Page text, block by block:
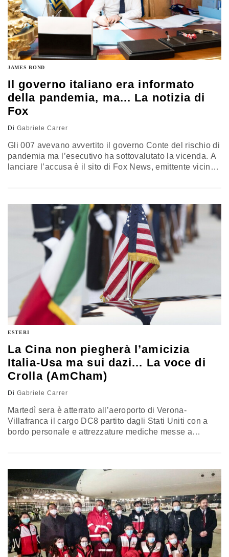
JAMES BOND
Il governo italiano era informato
della pandemia, ma... La notizia di
Fox
Di Gabriele Carrer
Gli 007 avevano avvertito il governo Conte del rischio di
pandemia ma l’esecutivo ha sottovalutato la vicenda. A
lanciare l’accusa è il sito di Fox News, emittente vicina
chiesto di mantenere l’anonimato, perché “non
autorizzato…
ESTERI
La Cina non piegherà l’amicizia
Italia-Usa ma sui dazi... La voce di
Crolla (AmCham)
Di Gabriele Carrer
Martedì sera è atterrato all’aeroporto di Verona-
Villafranca il cargo DC8 partito dagli Stati Uniti con a
bordo personale e attrezzature mediche messe a
aree più colpite, di un ospedale da campo da sessanta
posti letto, di cui otto di terapia intensiva. Sempre di
martedì…